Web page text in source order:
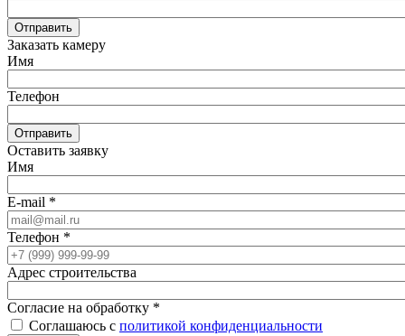
Отправить
Заказать камеру
Имя
Телефон
Отправить
Оставить заявку
Имя
E-mail *
Телефон *
Адрес строительства
Согласие на обработку *
Соглашаюсь с политикой конфиденциальности